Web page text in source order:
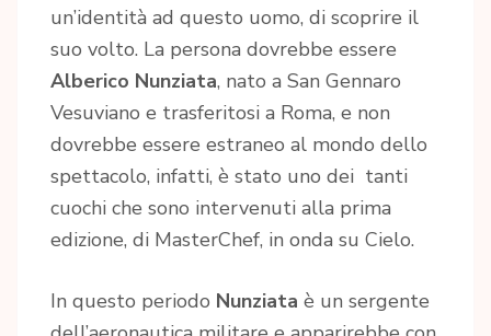
un’identità ad questo uomo, di scoprire il
suo volto. La persona dovrebbe essere
Alberico Nunziata, nato a San Gennaro
Vesuviano e trasferitosi a Roma, e non
dovrebbe essere estraneo al mondo dello
spettacolo, infatti, è stato uno dei tanti
cuochi che sono intervenuti alla prima
edizione, di MasterChef, in onda su Cielo.
In questo periodo Nunziata è un sergente